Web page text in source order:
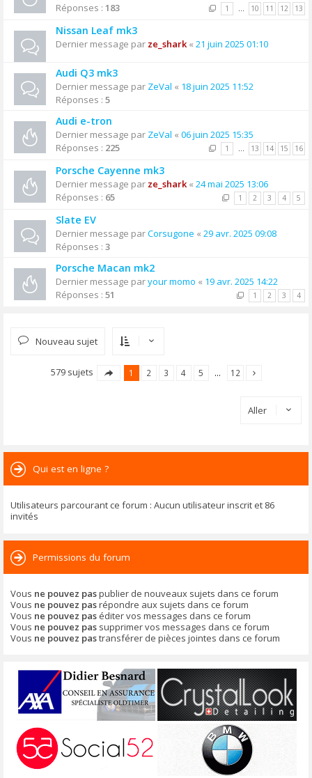
Réponses : 183 1 … 10 11 12 13
Nissan Leaf mk3
Dernier message par ze_shark« 21 juin 2025 01:10
Audi Q3 mk3
Dernier message par ZeVal « 18 juin 2025 11:52
Réponses : 5
Audi e-tron
Dernier message par ZeVal « 06 juin 2025 15:35
Réponses : 225 1 … 13 14 15 16
Porsche Cayenne mk3
Dernier message par ze_shark« 24 mai 2025 13:06
Réponses : 65 1 2 3 4 5
Slate EV
Dernier message parCorsugone « 29 avr. 2025 09:08
Réponses : 3
Porsche Macan mk2
Dernier message paryour momo « 19 avr. 2025 14:22
Réponses : 51 1 2 3 4
Nouveau sujet
579 sujets 1 2 3 4 5 … 12
Aller
Qui est en ligne ?
Utilisateurs parcourant ce forum : Aucun utilisateur inscrit et 86
invités
Permissions du forum
Vous ne pouvez paspublier de nouveaux sujets dans ce forum
Vous ne pouvez pasrépondre aux sujets dans ce forum
Vous ne pouvez pas éditer vos messages dans ce forum
Vous ne pouvez pas supprimer vos messages dans ce forum
Vous ne pouvez pastransférer de pièces jointes dans ce forum